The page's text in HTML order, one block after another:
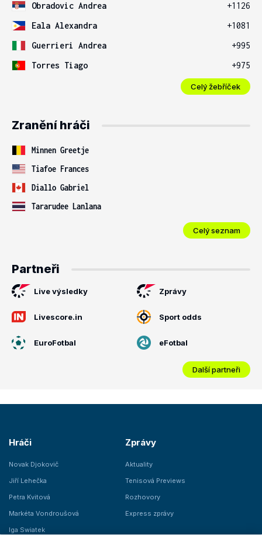
Obradovic Andrea
+1126
Eala Alexandra
+1081
Guerrieri Andrea
+995
Torres Tiago
+975
Celý žebříček
Zranění hráči
Minnen Greetje
Tiafoe Frances
Diallo Gabriel
Tararudee Lanlana
Celý seznam
Partneři
Live výsledky Zprávy
Livescore.in Sport odds
EuroFotbal eFotbal
Další partneři
Hráči
Novak Djokovič
Jiří Lehečka
Petra Kvitová
Markéta Vondroušová
Iga Swiatek
Zprávy
Aktuality
Tenisová Previews
Rozhovory
Express zprávy